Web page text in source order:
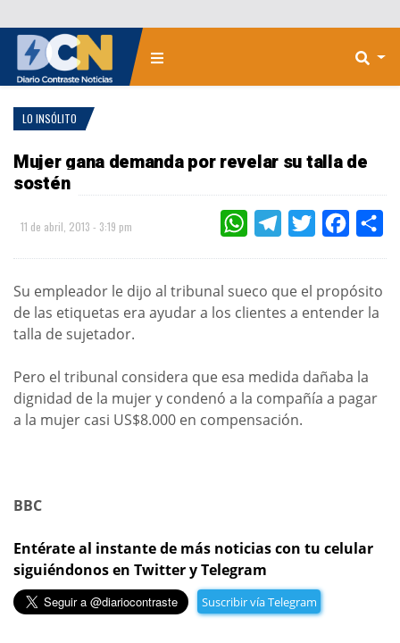
LO INSÓLITO
Mujer gana demanda por revelar su talla de
sostén
11 de abril, 2013 - 3:19 pm WHATSAPPTELEGRAMTWITTER
Su empleador le dijo al tribunal sueco que el propósito
de las etiquetas era ayudar a los clientes a entender la
talla de sujetador.
Pero el tribunal considera que esa medida dañaba la
dignidad de la mujer y condenó a la compañía a pagar
a la mujer casi US$8.000 en compensación.
BBC
Entérate al instante de más noticias con tu celular
siguiéndonos en Twitter y Telegram
Suscribir vía Telegram